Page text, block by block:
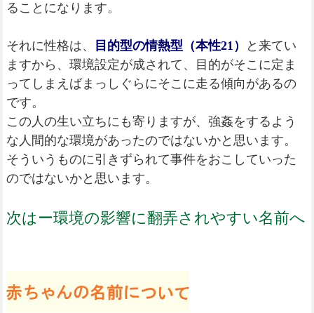
ることになります。
それに性格は、 目的型の情熱型（本性21）
と来てい
ますから、環境設定が成されて、目的がそこに定ま
ってしまえばまっしぐらにそこに走る傾向があるの
です。
この人の生い立ちにも寄りますが、強姦をするよう
な人間的な環境があったのではないかと思います。
そういうものに引きずられて事件をおこしていった
のではないかと思います。
次はー環境の影響に翻弄されやすい名前へ